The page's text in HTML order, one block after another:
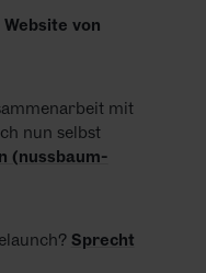
von
mit
nun selbst
(nussbaum-
Sprecht